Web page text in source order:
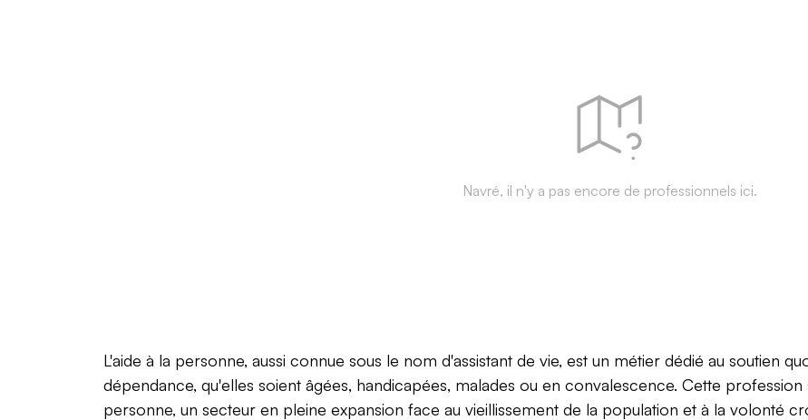
Navré, il n'y a pas encore de professionnels ici.
L'aide à la personne, aussi connue sous le nom d'assistant de vie, est un métier dédié au soutien
dépendance, qu'elles soient âgées, handicapées, malades ou en convalescence. Cette
personne, un secteur en pleine expansion face au vieillissement de la population et à la volonté